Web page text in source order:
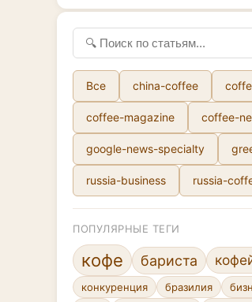
Все china-coffee
coffee-magazine coffee-
google-news-specialty
russia-business russia-
ПОПУЛЯРНЫЕ ТЕГИ
кофе бариста
конкуренция бразилия